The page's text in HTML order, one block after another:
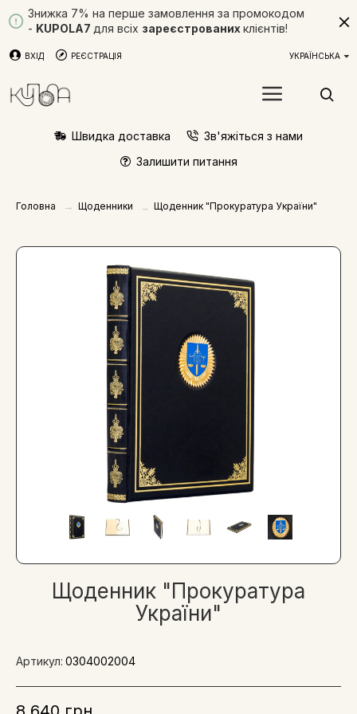
Знижка 7% на перше замовлення за промокодом
- KUPOLA7 для всіх зареєстрованих клієнтів!
ВХІД РЕЄСТРАЦІЯ УКРАЇНСЬКА
Швидка доставка
Зв'яжіться з нами
Залишити питання
Головна Щоденники Щоденник "Прокуратура України"
Щоденник "Прокуратура
України"
Артикул: 0304002004